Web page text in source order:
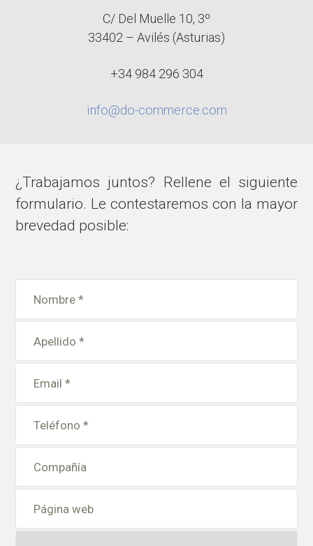
C/ Del Muelle 10, 3º
33402 – Avilés (Asturias)
+34 984 296 304
info@do-commerce.com
¿Trabajamos juntos? Rellene el siguiente
formulario. Le contestaremos con la mayor
brevedad posible: